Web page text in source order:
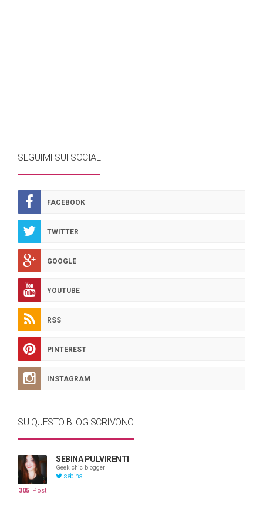
SEGUIMI SUI SOCIAL
FACEBOOK
TWITTER
GOOGLE
YOUTUBE
RSS
PINTEREST
INSTAGRAM
SU QUESTO BLOG SCRIVONO
SEBINA PULVIRENTI
Geek chic blogger
sebina
305 Post